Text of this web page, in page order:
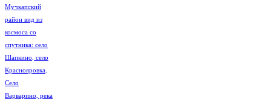
Мучкапский
район вид из
космоса со
спутника: село
Шапкино, село
Краснояровка,
Село
Варварино, река